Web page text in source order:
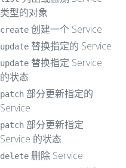
类型的对象
create 创建一个 Service
update 替换指定的 Service
update 替换指定 Service
的状态
patch 部分更新指定的
Service
patch 部分更新指定
Service 的状态
delete 删除 Service